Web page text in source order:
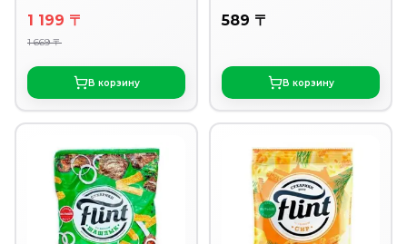
1 199 〒
1 669 〒
В корзину
589 〒
В корзину